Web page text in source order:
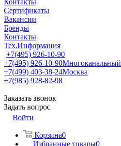
Контакты
Сертификаты
Вакансии
Бренды
Контакты
Тех.Информация
+7(495) 926-10-90
+7(495) 926-10-90Многоканальный
+7(499) 403-38-24Москва
+7(985) 928-82-98
Заказать звонок
Задать вопрос
Войти
Корзина0
Избранные товары0